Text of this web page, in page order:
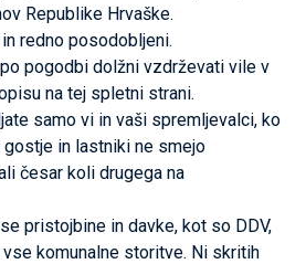
Republike Hrvaške.
redno posodobljeni.
pogodbi dolžni vzdrževati vile v
na tej spletni strani.
samo vi in ​​vaši spremljevalci, ko
gostje in lastniki ne smejo
česar koli drugega na
pristojbine in davke, kot so DDV,
komunalne storitve. Ni skritih